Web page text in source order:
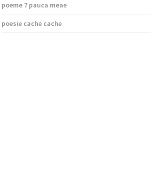
poeme 7 pauca meae
poesie cache cache